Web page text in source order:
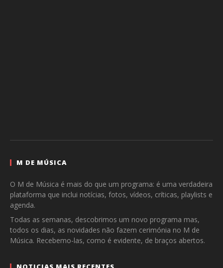
M DE MÚSICA
O M de Música é mais do que um programa: é uma verdadeira
plataforma que inclui notícias, fotos, vídeos, críticas, playlists e
agenda.
Todas as semanas, descobrimos um novo programa mas,
todos os dias, as novidades não fazem cerimónia no M de
Música. Recebemo-las, como é evidente, de braços abertos.